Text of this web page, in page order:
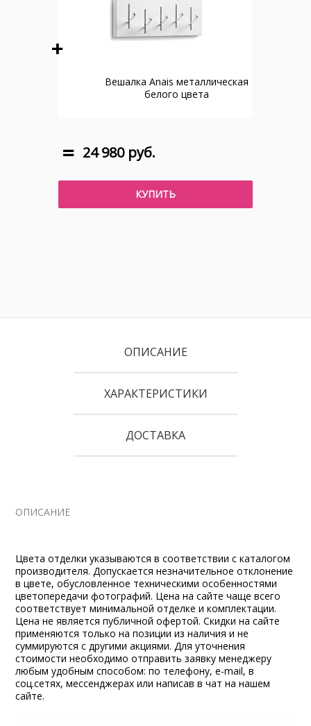
Вешалка Anais металлическая
белого цвета
24 980 руб.
КУПИТЬ
ОПИСАНИЕ
ХАРАКТЕРИСТИКИ
ДОСТАВКА
ОПИСАНИЕ
Цвета отделки указываются в соответствии с каталогом
производителя. Допускается незначительное отклонение
в цвете, обусловленное техническими особенностями
цветопередачи фотографий. Цена на сайте чаще всего
соответствует минимальной отделке и комплектации.
Цена не является публичной офертой. Скидки на сайте
применяются только на позиции из наличия и не
суммируются с другими акциями. Для уточнения
стоимости необходимо отправить заявку менеджеру
любым удобным способом: по телефону, e-mail, в
соц.сетях, мессенджерах или написав в чат на нашем
сайте.